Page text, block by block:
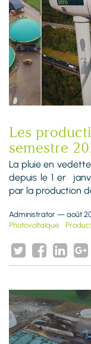
Les
semestre
La pluie en
depuis le 1 er
par la production
Administrator — août
Photovoltaïque